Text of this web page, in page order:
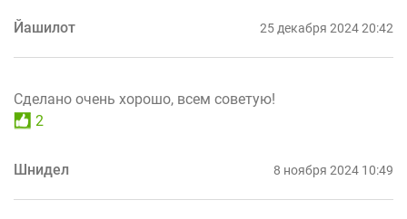
Йашилот 25 декабря 2024 20:42
Сделано очень хорошо, всем советую!
2
Шнидел 8 ноября 2024 10:49